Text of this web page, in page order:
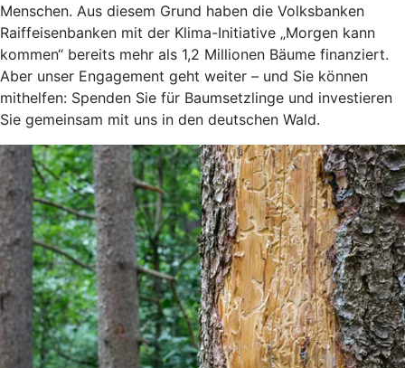
Menschen. Aus diesem Grund haben die Volksbanken
Raiffeisenbanken mit der Klima-Initiative „Morgen kann
kommen“ bereits mehr als 1,2 Millionen Bäume finanziert.
Aber unser Engagement geht weiter – und Sie können
mithelfen: Spenden Sie für Baumsetzlinge und investieren
Sie gemeinsam mit uns in den deutschen Wald.